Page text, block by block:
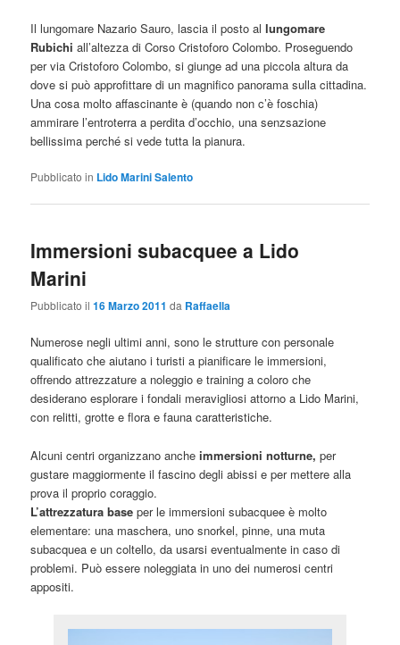
Il lungomare Nazario Sauro, lascia il posto allungomare
Rubichiall’altezza di Corso Cristoforo Colombo. Proseguendo
per via Cristoforo Colombo, si giunge ad una piccola altura da
dove si può approfittare di un magnifico panorama sulla cittadina.
Una cosa molto affascinante è (quando non c’è foschia)
ammirare l’entroterra a perdita d’occhio, una senzsazione
bellissima perché si vede tutta la pianura.
Pubblicato in Lido Marini Salento
Immersioni subacquee a Lido
Marini
Pubblicato il16 Marzo 2011 da Raffaella
Numerose negli ultimi anni, sono le strutture con personale
qualificato che aiutano i turisti a pianificare le immersioni,
offrendo attrezzature a noleggio e training a coloro che
desiderano esplorare i fondali meravigliosi attorno a Lido Marini,
con relitti, grotte e flora e fauna caratteristiche.
Alcuni centri organizzano ancheimmersioni notturne, per
gustare maggiormente il fascino degli abissi e per mettere alla
prova il proprio coraggio.
L’attrezzatura base per le immersioni subacquee è molto
elementare: una maschera, uno snorkel, pinne, una muta
subacquea e un coltello, da usarsi eventualmente in caso di
problemi. Può essere noleggiata in uno dei numerosi centri
appositi.